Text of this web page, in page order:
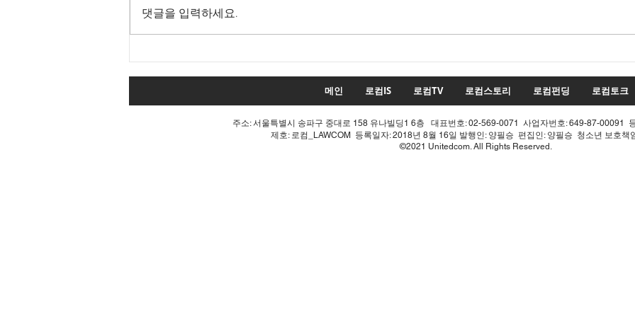
내 표가 도둑맞았다는 분노, 올
공 불꽃!
투표율 조작 모의 선관위! 인
적 쇄신으론 어림없다!
댓글을 입력하세요.
메인 로컴IS 로컴TV 로컴스토리 로컴펀딩 로컴토크
주소: 서울특별시 송파구 중대로 158 유나빌딩1 6층 대표번호: 02-569-0071 사업자번호: 649-87-00091
제호: 로컴_LAWCOM 등록일자: 2018년 8월 16일 발행인: 양필승 편집인: 양필승 청소년 보호
©2021 Unitedcom. All Rights Reserved.